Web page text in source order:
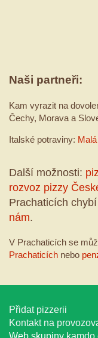
Naši partneři:
Kam vyrazit na
Čechy, Morava a
Italské potraviny:
Další možnosti:
rozvoz pizzy
Prachaticích
nám.
V Prachaticích se
Prachaticích nebo
Přidat pizzerii
Kontakt na
Web skupiny